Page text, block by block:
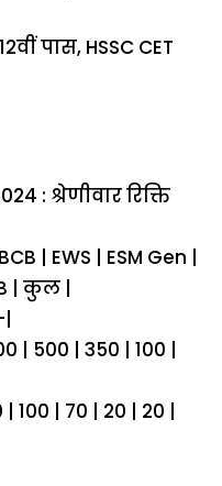
पास, HSSC CET
: श्रेणीवार रिक्ति
| EWS | ESM Gen |
| कुल |
| 500 | 350 | 100 |
100 | 70 | 20 | 20 |